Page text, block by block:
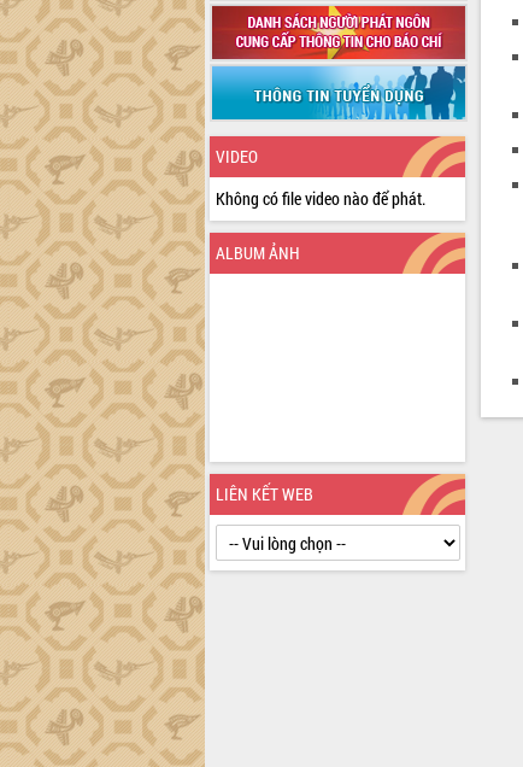
VIDEO
Không có file video nào để phát.
ALBUM ẢNH
LIÊN KẾT WEB